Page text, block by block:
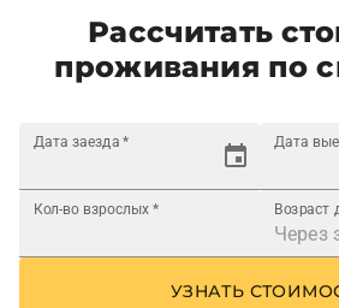
Рассчитать
проживания по
Дата заезда * Дата
Кол-во взрослых * Возраст
УЗНАТЬ